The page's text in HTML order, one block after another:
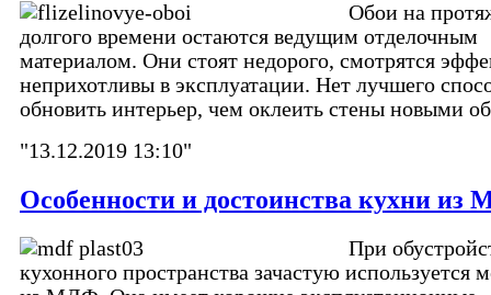
Обои на
долгого времени остаются ведущим отделочным
материалом. Они стоят недорого, смотрятся
неприхотливы в эксплуатации. Нет лучшего
обновить интерьер, чем оклеить стены новыми
"13.12.2019 13:10"
Особенности и достоинства кухни
При
кухонного пространства зачастую используется